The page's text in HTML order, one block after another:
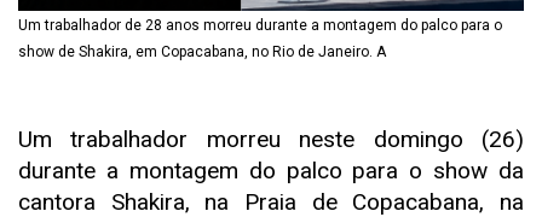
Um trabalhador de 28 anos morreu durante a montagem do palco para o
show de Shakira, em Copacabana, no Rio de Janeiro. A
Um trabalhador morreu neste domingo (26)
durante a montagem do palco para o show da
cantora Shakira, na Praia de Copacabana, na